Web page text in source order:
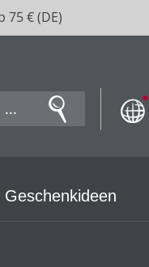
€ (DE)
Geschenkideen